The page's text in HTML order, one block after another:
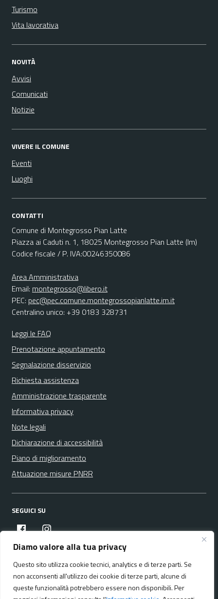
Diamo valore alla tua privacy
Questo sito utilizza cookie tecnici, analytics e di terze parti. Se
non acconsenti all'utilizzo dei cookie di terze parti, alcune di
queste funzionalità potrebbero essere non disponibili. Per
Turismo
Vita lavorativa
NOVITÀ
Avvisi
Comunicati
Notizie
VIVERE IL COMUNE
Eventi
Luoghi
CONTATTI
Comune di Montegrosso Pian Latte
Piazza ai Caduti n. 1, 18025 Montegrosso Pian Latte (Im)
Codice fiscale / P. IVA:00246350086
Area Amministrativa
Email: montegrosso@libero.it
PEC: pec@pec.comune.montegrossopianlatte.im.it
Centralino unico: +39 0183 328731
Leggi le FAQ
Prenotazione appuntamento
Segnalazione disservizio
Richiesta assistenza
Amministrazione trasparente
Informativa privacy
Note legali
Dichiarazione di accessibilità
Piano di miglioramento
Attuazione misure PNRR
SEGUICI SU
facebookinstagram
Media policy Mappa del sito